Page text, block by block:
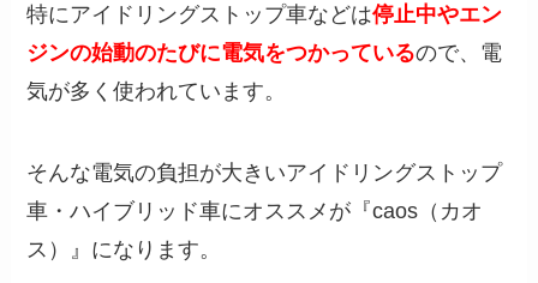
特にアイドリングストップ車などは停止中やエン
ジンの始動のたびに電気をつかっているので、電
気が多く使われています。
そんな電気の負担が大きいアイドリングストップ
車・ハイブリッド車にオススメが『caos（カオ
ス）』になります。